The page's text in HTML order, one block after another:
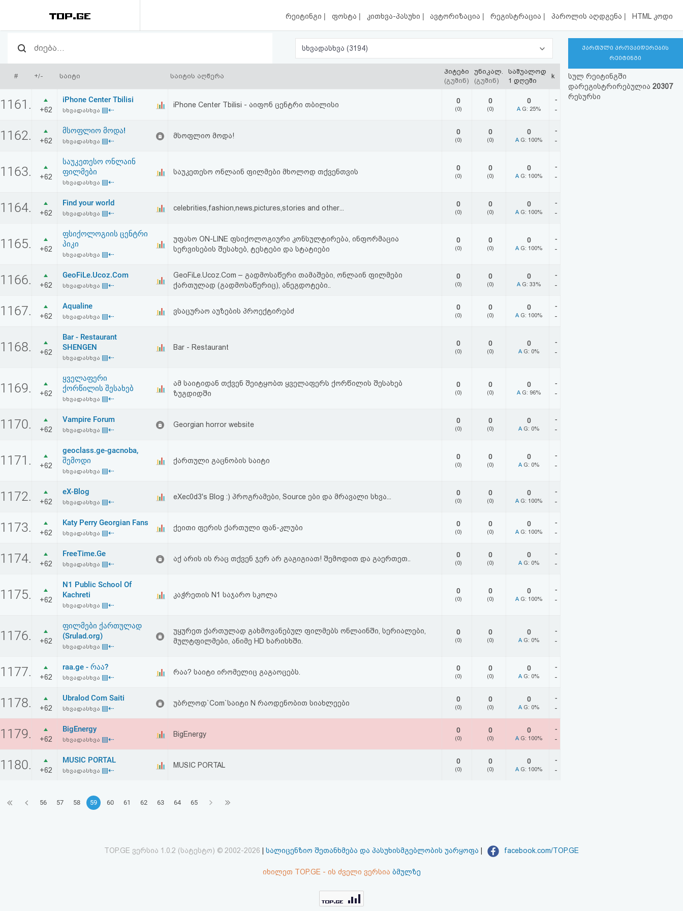
რეიტინგი | ფოსტა | კითხვა-პასუხი | ავტორიზაცია | რეგისტრაცია | პაროლის აღდგენა | HTML კოდი
რეიტინგი
(მთავარი)
ფოსტა
პასუხი
ავტორიზაცია
პაროლის
კოდი
სალიცენზიო
და
პასუხისმგებლობის
უარყოფა
სხვადასხვა (3194)
# +/- საიტი საიტის აღწერა
ჰიტები
(გუშინ)
უნიკალ.
(გუშინ)
საშუალოდ
1 დღეში
k
1161. +62
iPhone Center Tbilisi
სხვადასხვა ▤⇠
iPhone Center Tbilisi - აიფონ ცენტრი თბილისი 0
(0)
0
(0)
0
A G: 25%
-
-
1162. +62
მსოფლიო მოდა!
სხვადასხვა ▤⇠
მსოფლიო მოდა! 0
(0)
0
(0)
0
A G: 100%
-
-
1163. +62
საუკეთესო ონლაინ
ფილმები
სხვადასხვა ▤⇠
საუკეთესო ონლაინ ფილმები მხოლოდ თქვენთვის 0
(0)
0
(0)
0
A G: 100%
-
-
1164. +62
Find your world
სხვადასხვა ▤⇠
celebrities,fashion,news,pictures,stories and other... 0
(0)
0
(0)
0
A G: 100%
-
-
1165. +62
ფსიქოლოგიის ცენტრი
პიკი
სხვადასხვა ▤⇠
უფასო ON-LINE ფსიქოლოგიური კონსულტირება, ინფორმაცია
სერვისების შესახებ, ტესტები და სტატიები
0
(0)
0
(0)
0
A G: 100%
-
-
1166. +62
GeoFiLe.Ucoz.Com
სხვადასხვა ▤⇠
GeoFiLe.Ucoz.Com – გადმოსაწერი თამაშები, ონლაინ ფილმები
ქართულად (გადმოსაწერიც), ანეგდოტები..
0
(0)
0
(0)
0
A G: 33%
-
-
1167. +62
Aqualine
სხვადასხვა ▤⇠
ვსაცურაო აუზების პროექტირებძ 0
(0)
0
(0)
0
A G: 100%
-
-
1168. +62
Bar - Restaurant
SHENGEN
სხვადასხვა ▤⇠
Bar - Restaurant 0
(0)
0
(0)
0
A G: 0%
-
-
1169. +62
ყველაფერი
ქორწილის შესახებ
სხვადასხვა ▤⇠
ამ საიტიდან თქვენ შეიტყობთ ყველაფერს ქორწილის შესახებ
ზუგდიდში
0
(0)
0
(0)
0
A G: 96%
-
-
1170. +62
Vampire Forum
სხვადასხვა ▤⇠
Georgian horror website 0
(0)
0
(0)
0
A G: 0%
-
-
1171. +62
geoclass.ge-gacnoba,
შემოდი
სხვადასხვა ▤⇠
ქართული გაცნობის საიტი 0
(0)
0
(0)
0
A G: 0%
-
-
1172. +62
eX-Blog
სხვადასხვა ▤⇠
eXec0d3's Blog :) პროგრამები, Source ები და მრავალი სხვა... 0
(0)
0
(0)
0
A G: 100%
-
-
1173. +62
Katy Perry Georgian Fans
სხვადასხვა ▤⇠
ქეითი ფერის ქართული ფან-კლუბი 0
(0)
0
(0)
0
A G: 100%
-
-
1174. +62
FreeTime.Ge
სხვადასხვა ▤⇠
აქ არის ის რაც თქვენ ჯერ არ გაგიგიათ! შემოდით და გაერთეთ.. 0
(0)
0
(0)
0
A G: 0%
-
-
1175. +62
N1 Public School Of
Kachreti
სხვადასხვა ▤⇠
კაჭრეთის N1 საჯარო სკოლა 0
(0)
0
(0)
0
A G: 100%
-
-
1176. +62
ფილმები ქართულად
(Srulad.org)
სხვადასხვა ▤⇠
უყურეთ ქართულად გახმოვანებულ ფილმებს ონლაინში, სერიალები,
მულტფილმები, ანიმე HD ხარისხში.
0
(0)
0
(0)
0
A G: 0%
-
-
1177. +62
raa.ge - რაა?
სხვადასხვა ▤⇠
რაა? საიტი ირომელიც გაგაოცებს. 0
(0)
0
(0)
0
A G: 0%
-
-
1178. +62
Ubralod Com Saiti
სხვადასხვა ▤⇠
უბრლოდ`Com`საიტი N რაოდენობით სიახლეები 0
(0)
0
(0)
0
A G: 0%
-
-
1179. +62
BigEnergy
სხვადასხვა ▤⇠
BigEnergy 0
(0)
0
(0)
0
A G: 100%
-
-
1180. +62
MUSIC PORTAL
სხვადასხვა ▤⇠
MUSIC PORTAL 0
(0)
0
(0)
0
A G: 100%
-
-
56 57 58 59 60 61 62 63 64 65
ქართული პროვაიდერების
რეიტინგი
სულ რეიტინგში
დარეგისტრირებულია 20307
რესურსი
TOP.GE ვერსია 1.0.2 (სატესტო) © 2002-2026 სალიცენზიო შეთანხმება და პასუხისმგებლობის უარყოფა facebook.com/TOP.GE
იხილეთ TOP.GE - ის ძველი ვერსია ბმულზე